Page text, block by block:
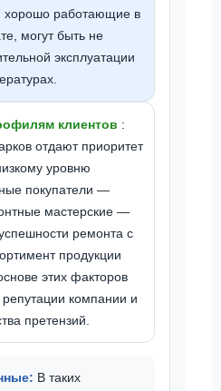
хорошо работающие в
могут быть не
эксплуатации
клиентов :
отдают приоритет
уровню
покупатели —
мастерские —
ремонта с
продукции
этих факторов
компании и
претензий.
В таких